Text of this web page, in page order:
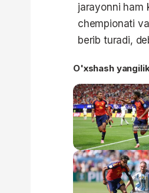
jarayonni ham
chempionati
berib turadi,
O'xshash